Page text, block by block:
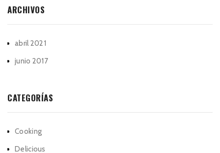
ARCHIVOS
abril 2021
junio 2017
CATEGORÍAS
Cooking
Delicious